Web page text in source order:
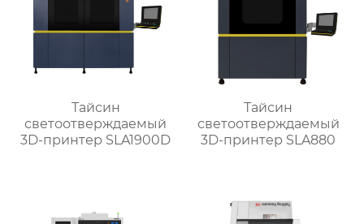
Тайсин
светоотверждаемый
3D-принтер SLA1900D
Тайсин
светоотверждаемый
3D-принтер SLA880